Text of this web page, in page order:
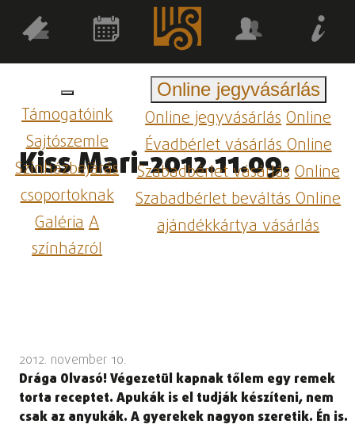
Támogatóink
Sajtószemle
Színházbejárás
csoportoknak
GalériaA
színházról
Online jegyvásárlás
Online jegyvásárlásOnline
Évadbérlet vásárlásOnline
Szabadbérlet vásárlásOnline
Szabadbérlet beváltásOnline
ajándékkártya vásárlás
Kiss Mari-2012.11.09.
2012. november 10.
Drága Olvasó! Végezetül kapnak tőlem egy remek
torta receptet. Apukák is el tudják készíteni, nem
csak az anyukák. A gyerekek nagyon szeretik. Én is.